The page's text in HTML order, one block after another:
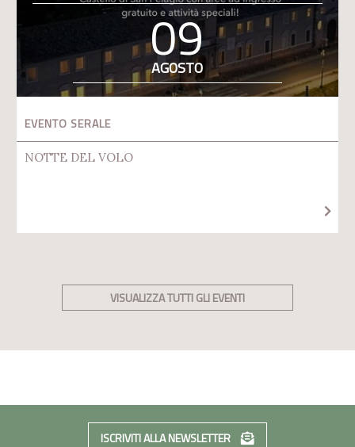
09
AGOSTO
EVENTO SERALE
NOTTE DEL VOLO
VISUALIZZA TUTTI GLI EVENTI
ISCRIVITI ALLA NEWSLETTER